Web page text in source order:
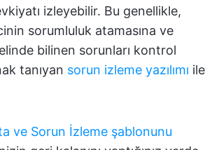
izleyebilir. Bu genellikle,
sorumluluk atamasına ve
bilinen sorunları kontrol
tanıyan sorun izleme yazılımı ile
ve Sorun İzleme şablonunu